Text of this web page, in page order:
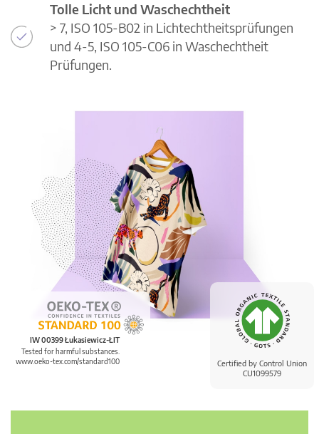
Certified by Control Union
CU1099579
IW 00399 Łukasiewicz-ŁIT
Tested for harmful substances.
www.oeko-tex.com/standard100
Tolle Licht und Waschechtheit
> 7, ISO 105-B02 in Lichtechtheitsprüfungen
und 4-5, ISO 105-C06 in Waschechtheit
Prüfungen.